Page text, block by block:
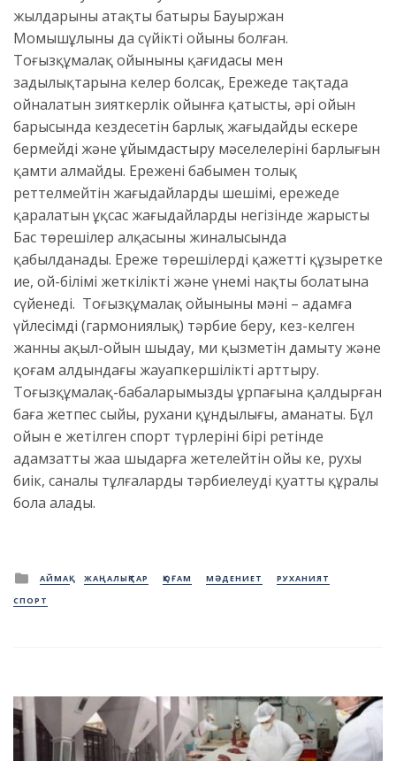
жылдарының атақты батыры Бауыржан
Момышұлының да сүйікті ойыны болған.
Тоғызқұмалақ ойынының қағидасы мен
заңдылықтарына келер болсақ, Ережеде тақтада
ойналатын зияткерлік ойынға қатысты, әрі ойын
барысында кездесетін барлық жағыдайды ескере
бермейді және ұйымдастыру мәселелерінің барлығын
қамти алмайды. Ереженің бабымен толық
реттелмейтін жағыдайлардың шешімі, ережеде
қаралатын ұқсас жағыдайлардың негізінде жарыстың
Бас төрешілер алқасының жиналысында
қабылданады. Ереже төрешілердің қажетті құзыретке
ие, ой-білімі жеткілікті және үнемі нақты болатына
сүйенеді. Тоғызқұмалақ ойынының мәні – адамға
үйлесімді (гармониялық) тәрбие беру, кез-келген
жанның ақыл-ойын шыңдау, ми қызметін дамыту және
қоғам алдындағы жауапкершілікті арттыру.
Тоғызқұмалақ-бабаларымыздың ұрпағына қалдырған
баға жетпес сыйы, рухани құндылығы, аманаты. Бұл
ойын ең жетілген спорт түрлерінің бірі ретінде
адамзатты жаңа шыңдарға жетелейтін ойы кең, рухы
биік, саналы тұлғаларды тәрбиелеудің қуатты құралы
бола алады.
Posted
in
АЙМАҚ ЖАҢАЛЫҚТАР ҚОҒАМ МӘДЕНИЕТ
РУХАНИЯТ
СПОРТ